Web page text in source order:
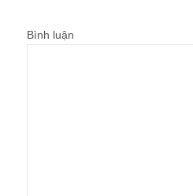
Bình luận